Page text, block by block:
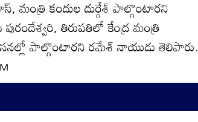
మంత్రి కందుల దుర్గేశ్‌ పాల్గొంటారని
తిరుపతిలో కేంద్ర మంత్రి
పాల్గొంటారని రమేశ్‌ నాయుడు తెలిపారు.